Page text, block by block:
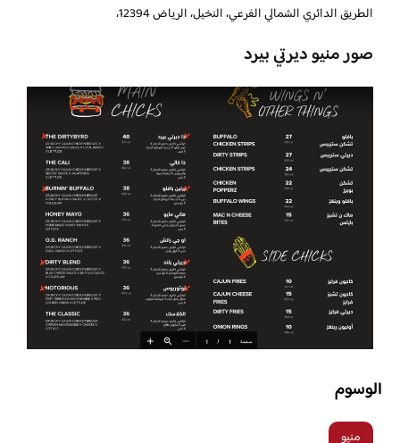
الطريق الدائري الشمالي الفرعي، النخيل، الرياض 12394،
صور منيو ديرتي بيرد
الوسوم
منيو